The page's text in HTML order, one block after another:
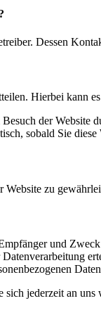
Dessen
Hierbei kann
der Website
sobald Sie diese
zu
und
jederzeit an uns